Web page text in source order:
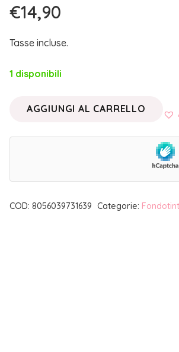
€14,90
Tasse incluse.
1 disponibili
WARM
AGGIUNGI AL CARRELLO
COD: 8056039731639 Categorie: